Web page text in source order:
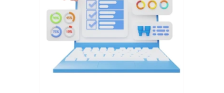
Omnicanalidad Diseño web
Performance SEO CDP y CRM